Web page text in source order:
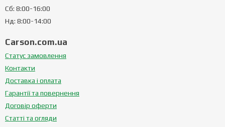
Сб: 8:00-16:00
Нд: 8:00-14:00
Carson.com.ua
Статус замовлення
Контакти
Доставка і оплата
Гарантії та повернення
Договір оферти
Статті та огляди